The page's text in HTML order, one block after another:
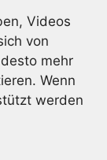
Videos
von
mehr
Wenn
werden